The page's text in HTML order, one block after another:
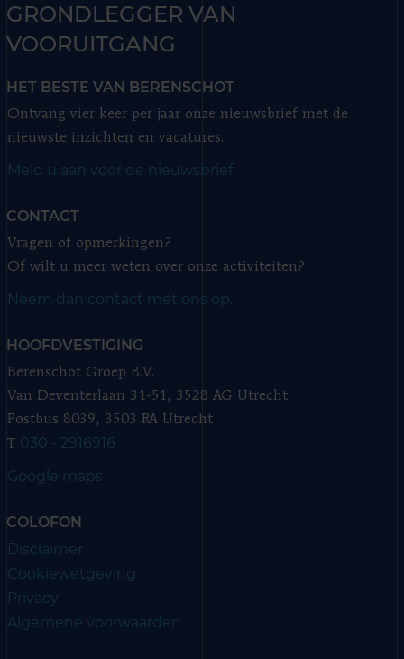
GRONDLEGGER VAN
VOORUITGANG
HET BESTE VAN BERENSCHOT
Ontvang vier keer per jaar onze nieuwsbrief met de
nieuwste inzichten en vacatures.
Meld u aan voor de nieuwsbrief.
CONTACT
Vragen of opmerkingen?
Of wilt u meer weten over onze activiteiten?
Neem dan contact met ons op.
HOOFDVESTIGING
Berenschot Groep B.V.
Van Deventerlaan 31-51, 3528 AG Utrecht
Postbus 8039, 3503 RA Utrecht
T 030 - 2916916
Google maps
COLOFON
Disclaimer
Cookiewetgeving
Privacy
Algemene voorwaarden